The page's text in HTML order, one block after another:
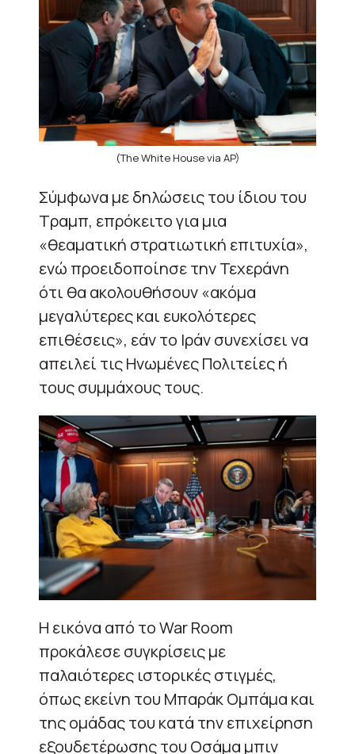
(The White House via AP)
Σύμφωνα με δηλώσεις του ίδιου του
Τραμπ, επρόκειτο για μια
«θεαματική στρατιωτική επιτυχία»,
ενώ προειδοποίησε την Τεχεράνη
ότι θα ακολουθήσουν «ακόμα
μεγαλύτερες και ευκολότερες
επιθέσεις», εάν το Ιράν συνεχίσει να
απειλεί τις Ηνωμένες Πολιτείες ή
τους συμμάχους τους.
Η εικόνα από το War Room
προκάλεσε συγκρίσεις με
παλαιότερες ιστορικές στιγμές,
όπως εκείνη του Μπαράκ Ομπάμα και
της ομάδας του κατά την επιχείρηση
εξουδετέρωσης του Οσάμα μπιν